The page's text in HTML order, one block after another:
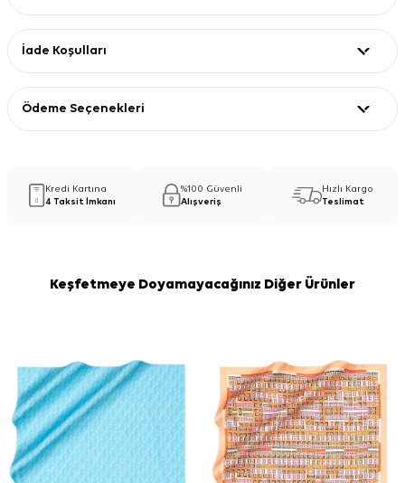
İade Koşulları
Ödeme Seçenekleri
Kredi Kartına
4 Taksit İmkanı
%100 Güvenli
Alışveriş
Hızlı Kargo
Teslimat
Keşfetmeye Doyamayacağınız Diğer Ürünler